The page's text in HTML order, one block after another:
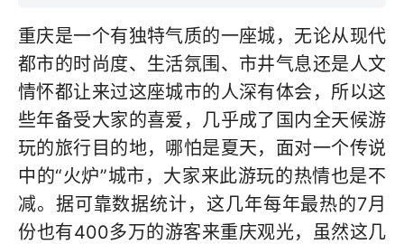
重庆是一个有独特气质的一座城，无论从现代
都市的时尚度、生活氛围、市井气息还是人文
情怀都让来过这座城市的人深有体会，所以这
些年备受大家的喜爱，几乎成了国内全天候游
玩的旅行目的地，哪怕是夏天，面对一个传说
中的“火炉”城市，大家来此游玩的热情也是不
减。据可靠数据统计，这几年每年最热的7月
份也有400多万的游客来重庆观光，虽然这几